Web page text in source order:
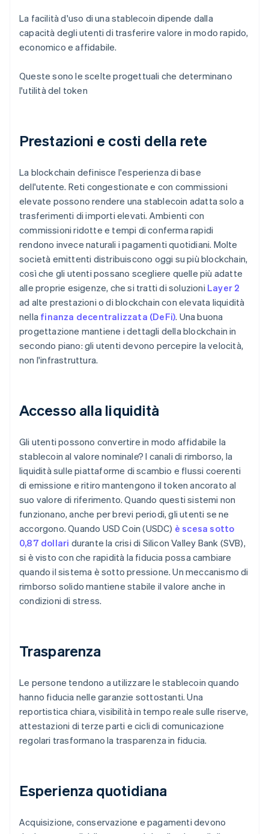
La facilità d'uso di una stablecoin dipende dalla
capacità degli utenti di trasferire valore in modo rapido,
economico e affidabile.
Queste sono le scelte progettuali che determinano
l'utilità del token
Prestazioni e costi della rete
La blockchain definisce l'esperienza di base
dell'utente. Reti congestionate e con commissioni
elevate possono rendere una stablecoin adatta solo a
trasferimenti di importi elevati. Ambienti con
commissioni ridotte e tempi di conferma rapidi
rendono invece naturali i pagamenti quotidiani. Molte
società emittenti distribuiscono oggi su più blockchain,
così che gli utenti possano scegliere quelle più adatte
alle proprie esigenze, che si tratti di soluzioni Layer 2
ad alte prestazioni o di blockchain con elevata liquidità
nella finanza decentralizzata (DeFi). Una buona
progettazione mantiene i dettagli della blockchain in
secondo piano: gli utenti devono percepire la velocità,
non l'infrastruttura.
Accesso alla liquidità
Gli utenti possono convertire in modo affidabile la
stablecoin al valore nominale? I canali di rimborso, la
liquidità sulle piattaforme di scambio e flussi coerenti
di emissione e ritiro mantengono il token ancorato al
suo valore di riferimento. Quando questi sistemi non
funzionano, anche per brevi periodi, gli utenti se ne
accorgono. Quando USD Coin (USDC) è scesa sotto
0,87 dollari durante la crisi di Silicon Valley Bank (SVB),
si è visto con che rapidità la fiducia possa cambiare
quando il sistema è sotto pressione. Un meccanismo di
rimborso solido mantiene stabile il valore anche in
condizioni di stress.
Trasparenza
Le persone tendono a utilizzare le stablecoin quando
hanno fiducia nelle garanzie sottostanti. Una
reportistica chiara, visibilità in tempo reale sulle riserve,
attestazioni di terze parti e cicli di comunicazione
regolari trasformano la trasparenza in fiducia.
Esperienza quotidiana
Acquisizione, conservazione e pagamenti devono